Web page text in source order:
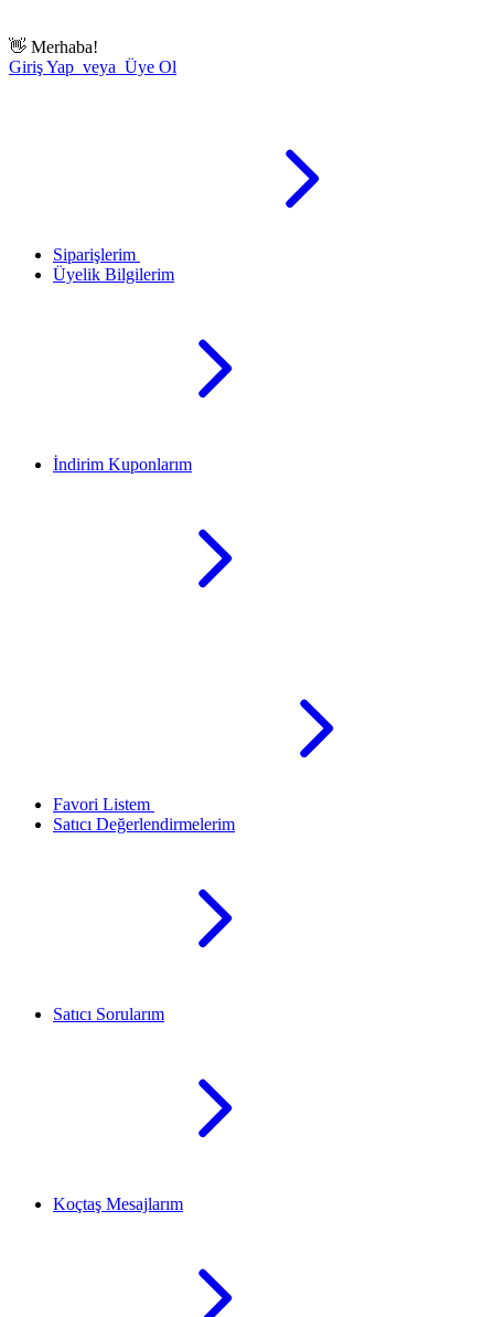
👋 Merhaba!
Giriş Yap veya Üye Ol
Siparişlerim
Üyelik Bilgilerim
İndirim Kuponlarım
Favori Listem
Satıcı Değerlendirmelerim
Satıcı Sorularım
Koçtaş Mesajlarım